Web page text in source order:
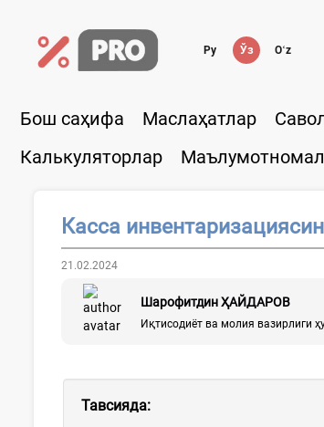
Ру Ўз Oʻz
Бош саҳифа Маслаҳатлар
Калькуляторлар
Касса
21.02.2024
Шарофитдин ҲАЙДАРОВ
Иқтисодиёт ва молия вазирлиги
Тавсияда: